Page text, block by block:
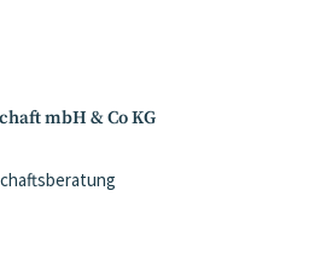
mbH & Co KG